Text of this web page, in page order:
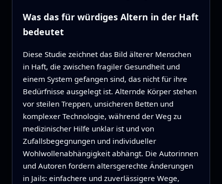
Was das für würdiges Altern in der Haft
bedeutet
Diese Studie zeichnet das Bild älterer Menschen
in Haft, die zwischen fragiler Gesundheit und
einem System gefangen sind, das nicht für ihre
Bedürfnisse ausgelegt ist. Alternde Körper stehen
vor steilen Treppen, unsicheren Betten und
komplexer Technologie, während der Weg zu
medizinischer Hilfe unklar ist und von
Zufallsbegegnungen und individueller
Wohlwollenabhängigkeit abhängt. Die Autorinnen
und Autoren fordern altersgerechte Änderungen
in Jails: einfachere und zuverlässigere Wege,